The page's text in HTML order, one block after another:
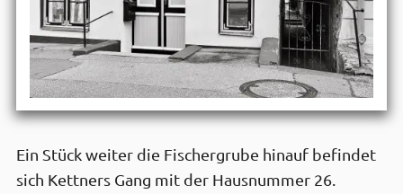
Ein Stück weiter die Fischergrube hinauf befindet
sich Kettners Gang mit der Hausnummer 26.